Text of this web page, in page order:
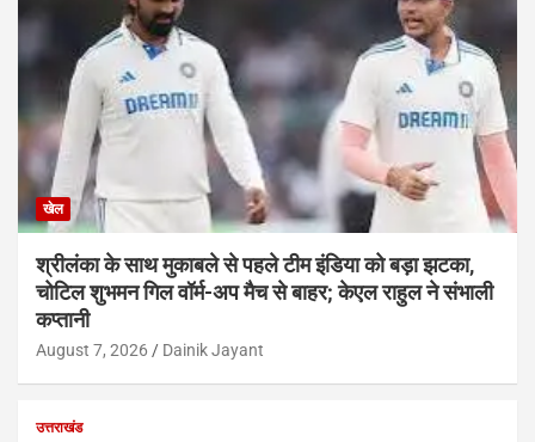
खेल
श्रीलंका के साथ मुकाबले से पहले टीम इंडिया को बड़ा झटका,
चोटिल शुभमन गिल वॉर्म-अप मैच से बाहर; केएल राहुल ने संभाली
कप्तानी
August 7, 2026 Dainik Jayant
उत्तराखंड